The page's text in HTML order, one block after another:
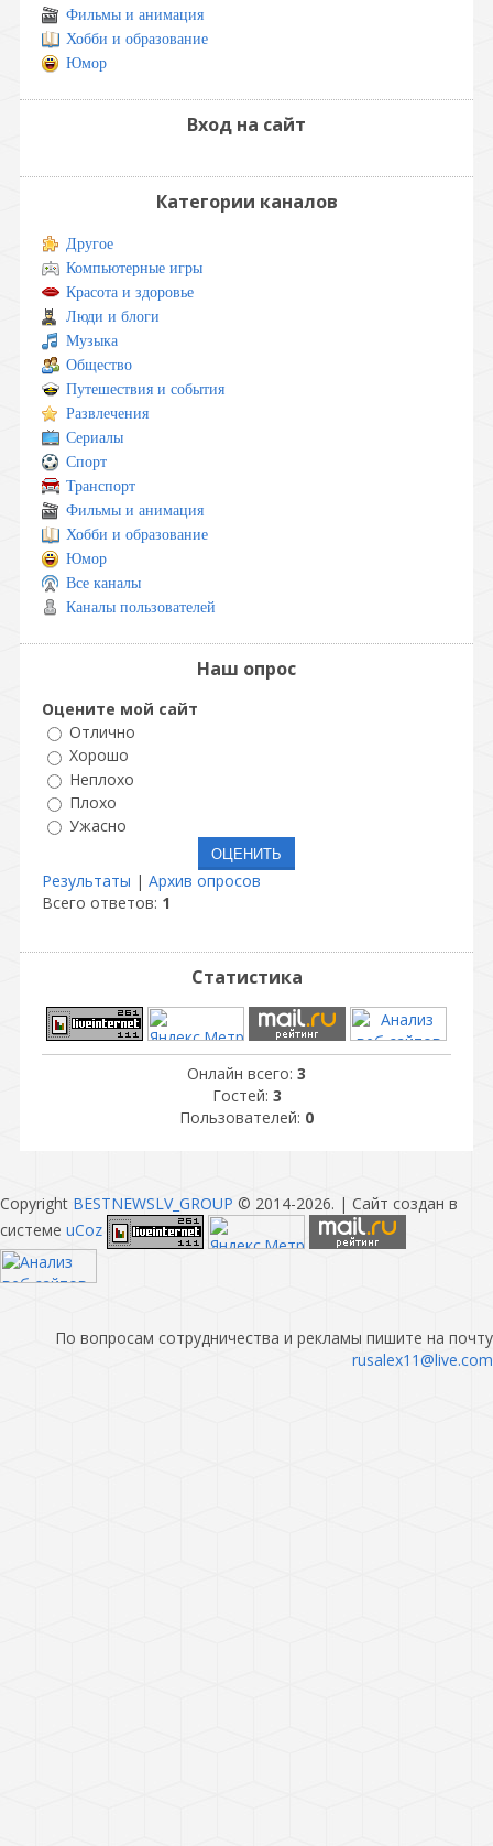
Фильмы и анимация
Хобби и образование
Юмор
Вход на сайт
Категории каналов
Другое
Компьютерные игры
Красота и здоровье
Люди и блоги
Музыка
Общество
Путешествия и события
Развлечения
Сериалы
Спорт
Транспорт
Фильмы и анимация
Хобби и образование
Юмор
Все каналы
Каналы пользователей
Наш опрос
Оцените мой сайт
Отлично
Хорошо
Неплохо
Плохо
Ужасно
Результаты | Архив опросов
Всего ответов: 1
Статистика
Онлайн всего: 3
Гостей: 3
Пользователей: 0
Copyright BESTNEWSLV_GROUP © 2014-2026. | Сайт создан в
системе uCoz
По вопросам сотрудничества и рекламы пишите на почту
rusalex11@live.com